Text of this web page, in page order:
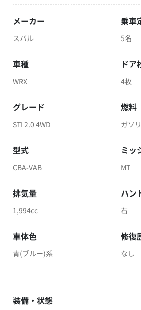
メーカー
スバル
乗車
5名
車種
WRX
ドア
4枚
グレード
STI 2.0 4WD
燃料
ガソ
型式
CBA-VAB
ミッ
MT
排気量
1,994cc
ハン
右
車体色
青(ブルー)系
修復
なし
装備・状態